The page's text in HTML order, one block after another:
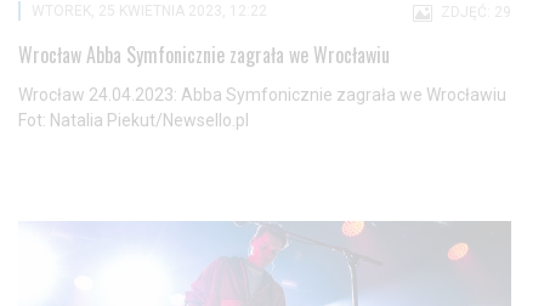
ZDJĘĆ: 29
WTOREK, 25 KWIETNIA 2023, 12:22
Wrocław Abba Symfonicznie zagrała we Wrocławiu
Wrocław 24.04.2023: Abba Symfonicznie zagrała we Wrocławiu
Fot: Natalia Piekut/Newsello.pl